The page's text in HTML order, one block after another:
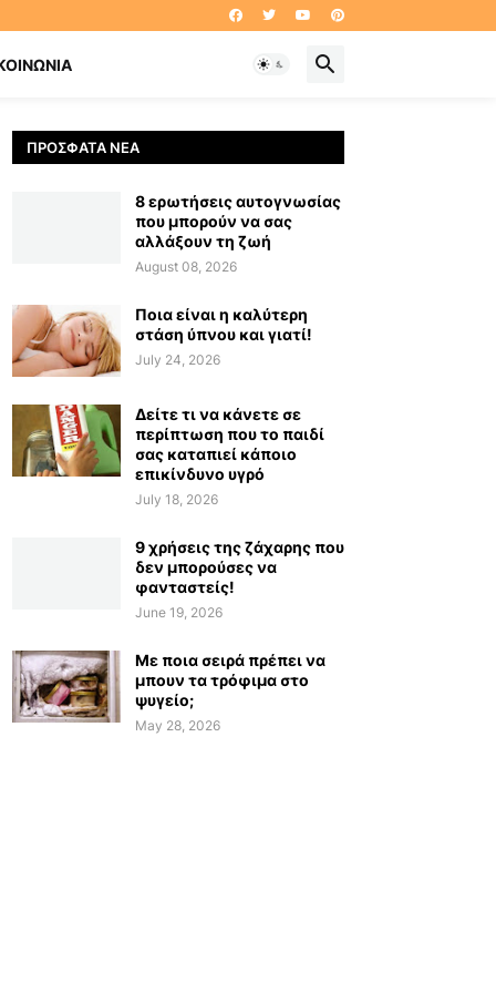
ΠΡΌΣΦΑΤΑ ΝΈΑ
8 ερωτήσεις αυτογνωσίας
που μπορούν να σας
αλλάξουν τη ζωή
August 08, 2026
Ποια είναι η καλύτερη
στάση ύπνου και γιατί!
July 24, 2026
Δείτε τι να κάνετε σε
περίπτωση που το παιδί
σας καταπιεί κάποιο
επικίνδυνο υγρό
July 18, 2026
9 χρήσεις της ζάχαρης που
δεν μπορούσες να
φανταστείς!
June 19, 2026
Με ποια σειρά πρέπει να
μπουν τα τρόφιμα στο
ψυγείο;
May 28, 2026